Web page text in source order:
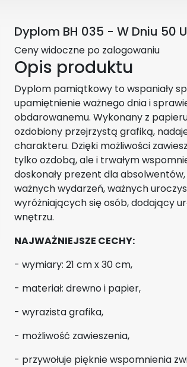
Dyplom BH 035 - W Dniu 50
Ceny widoczne po zalogowaniu
Opis produktu
Dyplom pamiątkowy to wspaniały
upamiętnienie ważnego dnia i
obdarowanemu. Wykonany z
ozdobiony przejrzystą grafiką,
charakteru. Dzięki możliwości
tylko ozdobą, ale i trwałym
doskonały prezent dla
ważnych wydarzeń, ważnych
wyróżniających się osób, dodający
wnętrzu.
NAJWAŻNIEJSZE CECHY:
- wymiary: 21 cm x 30 cm,
- materiał: drewno i papier,
- wyrazista grafika,
- możliwość zawieszenia,
- przywołuje pięknie wspomnienia